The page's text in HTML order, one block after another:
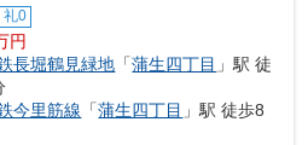
礼0
円
長堀鶴見緑地 「蒲生四丁目 」駅 徒
今里筋線 「蒲生四丁目 」駅 徒歩8